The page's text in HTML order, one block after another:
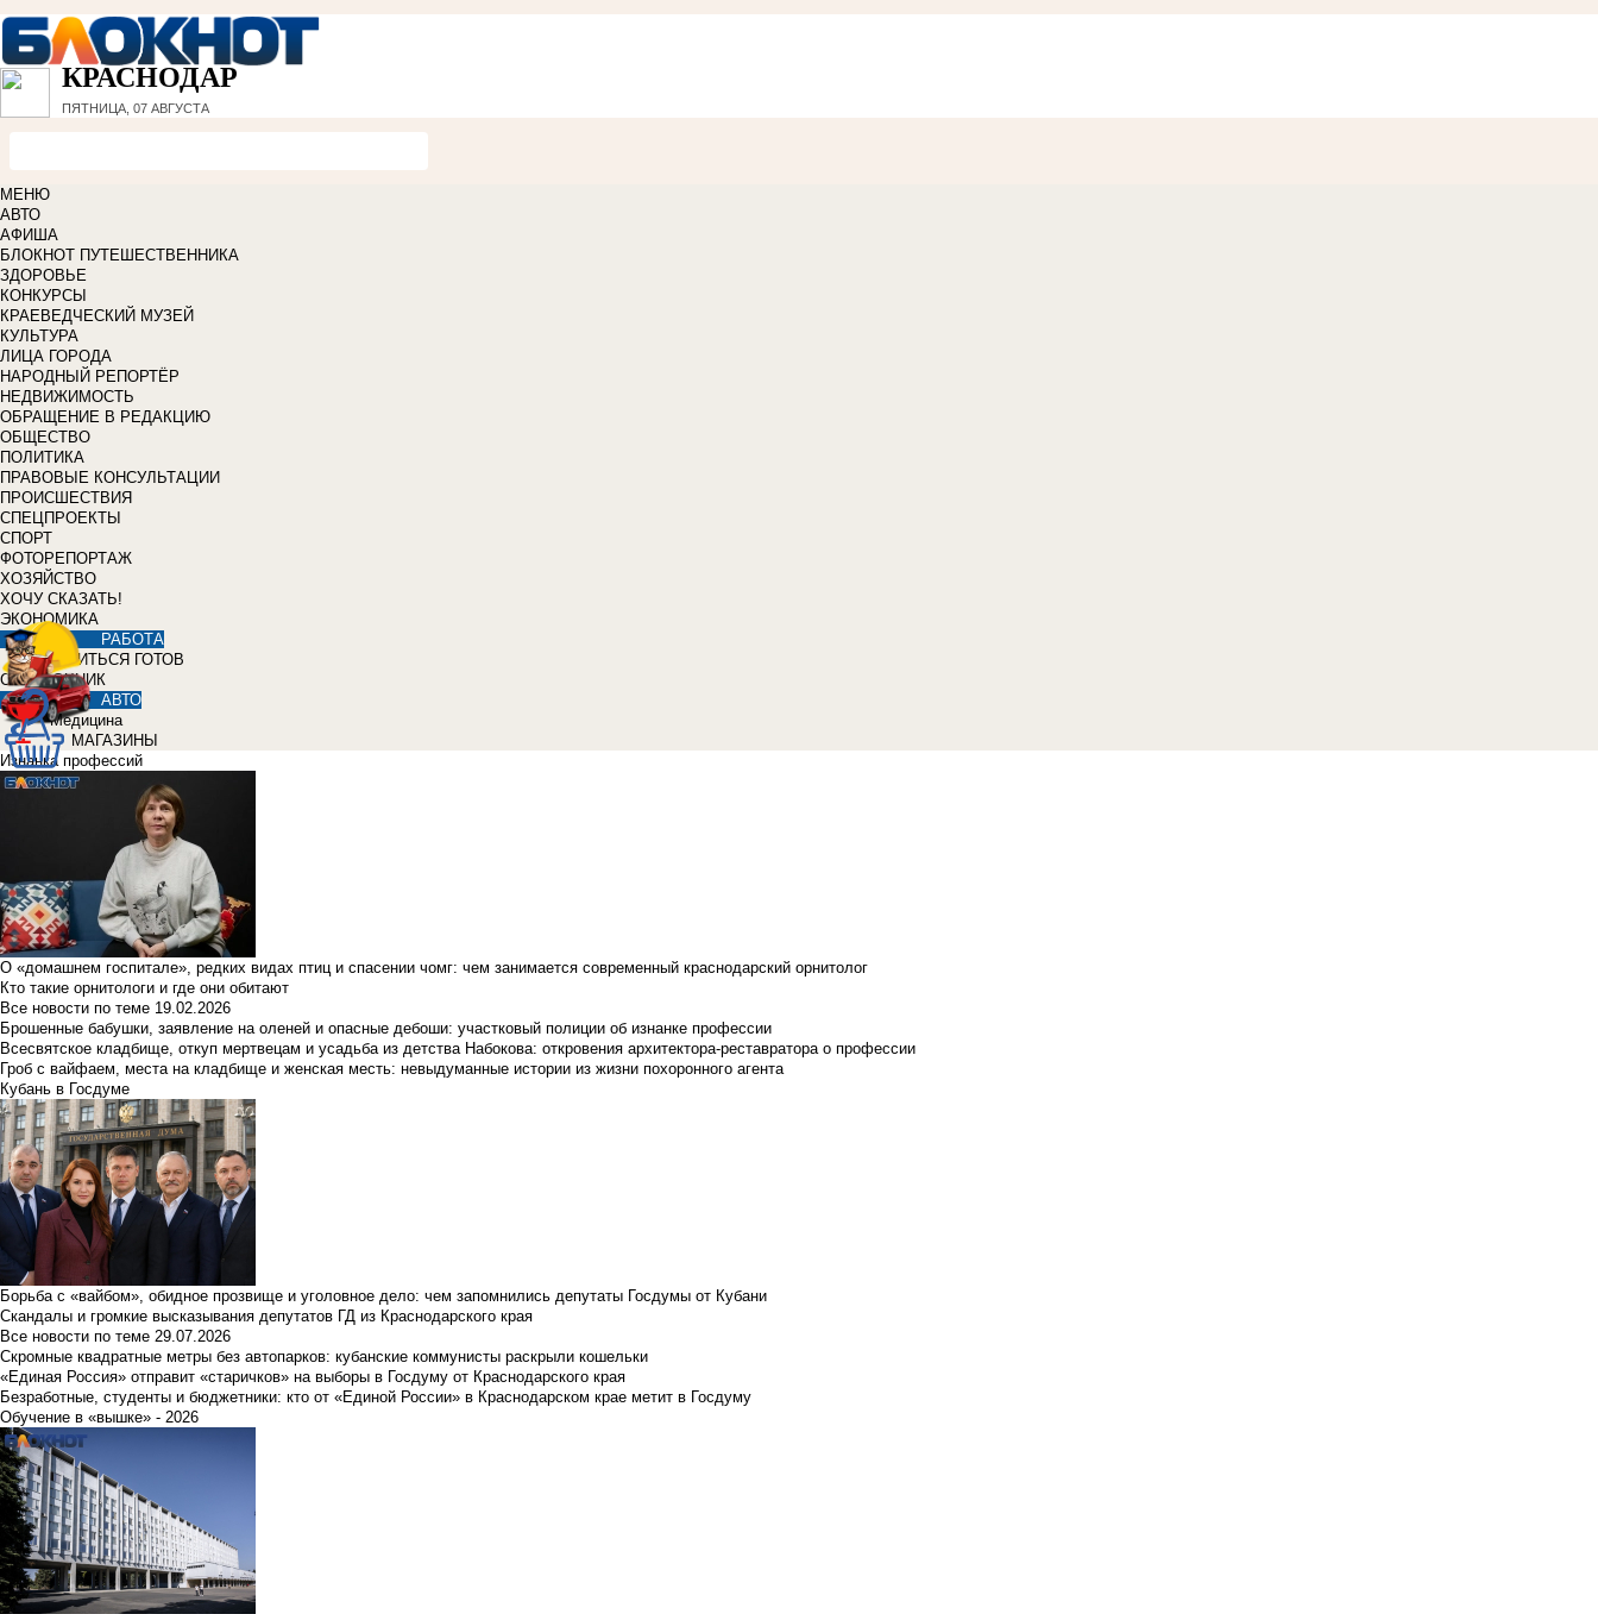
КРАСНОДАР
ПЯТНИЦА, 07 АВГУСТА
МЕНЮ
АВТО
АФИША
БЛОКНОТ ПУТЕШЕСТВЕННИКА
ЗДОРОВЬЕ
КОНКУРСЫ
КРАЕВЕДЧЕСКИЙ МУЗЕЙ
КУЛЬТУРА
ЛИЦА ГОРОДА
НАРОДНЫЙ РЕПОРТЁР
НЕДВИЖИМОСТЬ
ОБРАЩЕНИЕ В РЕДАКЦИЮ
ОБЩЕСТВО
ПОЛИТИКА
ПРАВОВЫЕ КОНСУЛЬТАЦИИ
ПРОИСШЕСТВИЯ
СПЕЦПРОЕКТЫ
СПОРТ
ФОТОРЕПОРТАЖ
ХОЗЯЙСТВО
ХОЧУ СКАЗАТЬ!
ЭКОНОМИКА
РАБОТА
УЧИТЬСЯ ГОТОВ
СПРАВОЧНИК
АВТО
Медицина
МАГАЗИНЫ
Изнанка профессий
О «домашнем госпитале», редких видах птиц и спасении чомг: чем занимается современный краснодарский орнитолог
Кто такие орнитологи и где они обитают
Все новости по теме 19.02.2026
Брошенные бабушки, заявление на оленей и опасные дебоши: участковый полиции об изнанке профессии
Всесвятское кладбище, откуп мертвецам и усадьба из детства Набокова: откровения архитектора-реставратора о профессии
Гроб с вайфаем, места на кладбище и женская месть: невыдуманные истории из жизни похоронного агента
Кубань в Госдуме
Борьба с «вайбом», обидное прозвище и уголовное дело: чем запомнились депутаты Госдумы от Кубани
Скандалы и громкие высказывания депутатов ГД из Краснодарского края
Все новости по теме 29.07.2026
Скромные квадратные метры без автопарков: кубанские коммунисты раскрыли кошельки
«Единая Россия» отправит «старичков» на выборы в Госдуму от Краснодарского края
Безработные, студенты и бюджетники: кто от «Единой России» в Краснодарском крае метит в Госдуму
Обучение в «вышке» - 2026